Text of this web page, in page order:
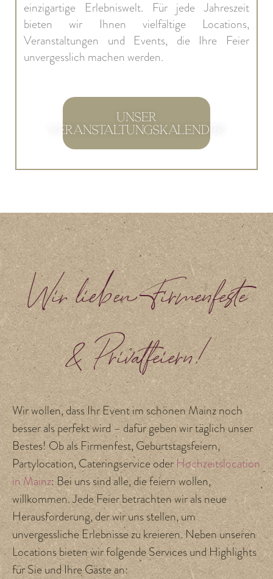
einzigartige Erlebniswelt. Für jede Jahreszeit
bieten wir Ihnen vielfältige Locations,
Veranstaltungen und Events, die Ihre Feier
unvergesslich machen werden.
Unser
Veranstaltungskalender
Wir lieben Firmenfeste
& Privatfeiern!
Wir wollen, dass Ihr Event im schönen Mainz noch
besser als perfekt wird – dafür geben wir täglich unser
Bestes! Ob als Firmenfest, Geburtstagsfeiern,
Partylocation, Cateringservice oderHochzeitslocation
in Mainz: Bei uns sind alle, die feiern wollen,
willkommen. Jede Feier betrachten wir als neue
Herausforderung, der wir uns stellen, um
unvergessliche Erlebnissezu kreieren. Neben unseren
Locations bieten wir folgende Services und Highlights
für Sie und Ihre Gäste an: